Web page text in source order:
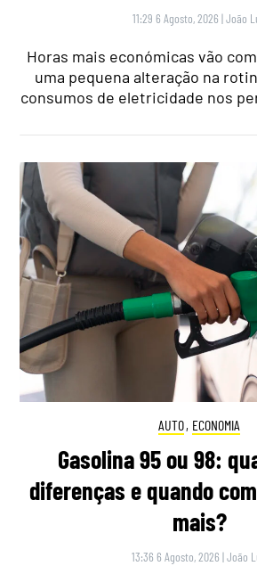
11:29 6 Agosto, 2026 |João
Horas mais económicas vão
uma pequena alteração na
consumos de eletricidade nos
AUTO, ECONOMIA
Gasolina 95 ou 98:
diferenças e quando
mais?
13:36 6 Agosto, 2026 |João